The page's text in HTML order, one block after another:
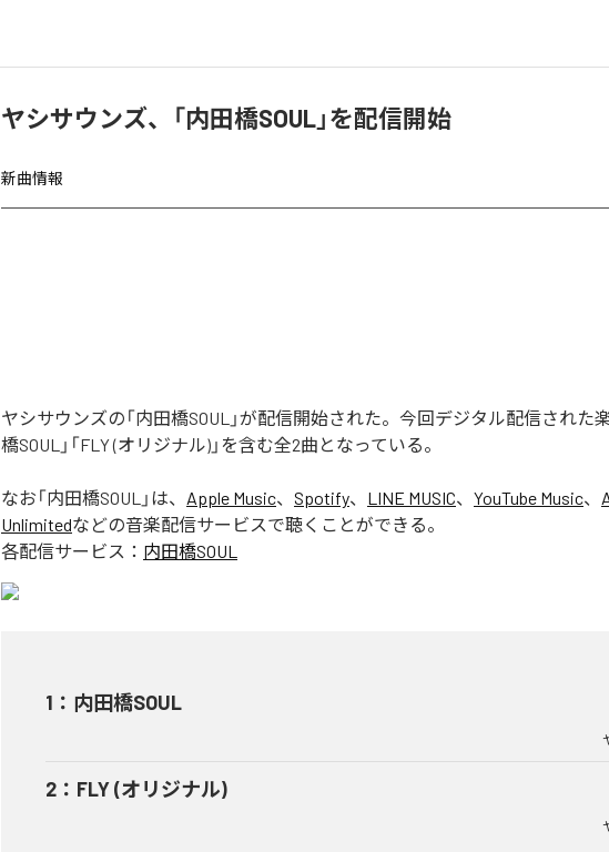
ヤシサウンズ、「内田橋SOUL」を配信開始
新曲情報
ヤシサウンズの「内田橋SOUL」が配信開始された。今回デジタル配信された
橋SOUL」「FLY (オリジナル)」を含む全2曲となっている。
なお「内田橋SOUL 」は、 Apple Music、 Spotify、 LINE MUSIC、 YouTube Music、
Unlimitedなどの音楽配信サービスで聴くことができる。
各配信サービス： 内田橋SOUL
1 ： 内田橋SOUL
2 ： FLY (オリジナル)